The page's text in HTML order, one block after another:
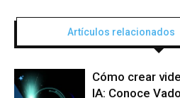
Artículos relacionados
Cómo crear
IA: Conoce